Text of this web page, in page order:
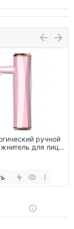
ручной
для лица